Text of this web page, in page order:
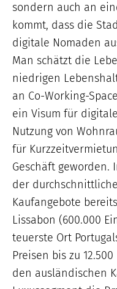
sondern auch an
kommt, dass die
digitale Nomaden
Man schätzt die
niedrigen
an Co-Working-
ein Visum für
Nutzung von
für
Geschäft geworden.
der
Kaufangebote
Lissabon (600.000
teuerste Ort
Preisen bis zu
den ausländischen